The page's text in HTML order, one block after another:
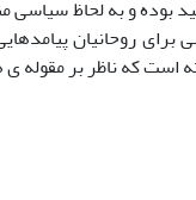
روحانیان
است که ناظر بر مقوله­